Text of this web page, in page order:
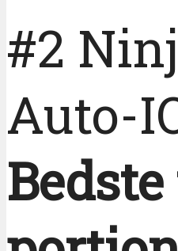
#2
Auto-